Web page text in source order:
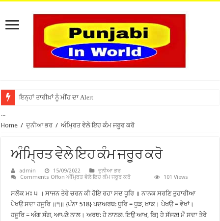
ਇਨ੍ਹਾਂ ਤਾਰੀਖ਼ਾਂ ਨੂੰ ਮੀਂਹ ਦਾ Alert
...
Home / ਦੁਨੀਆ ਭਰ / ਅੰਮ੍ਰਿਤ ਵੇਲੇ ਇਹ ਕੰਮ ਜਰੂਰ ਕਰੋ
ਅੰਮ੍ਰਿਤ ਵੇਲੇ ਇਹ ਕੰਮ ਜਰੂਰ ਕਰੋ
admin 15/09/2022
ਦੁਨੀਆ ਭਰ
Comments Offon ਅੰਮ੍ਰਿਤ ਵੇਲੇ ਇਹ ਕੰਮ ਜਰੂਰ ਕਰੋ 101 Views
ਸਲੋਕ ਮਃ ੫ ॥ ਸਾਜਨ ਤੇਰੇ ਚਰਨ ਕੀ ਹੋਇ ਰਹਾ ਸਦ ਧੂਰਿ ॥ ਨਾਨਕ ਸਰਣਿ ਤੁਹਾਰੀਆ
ਪੇਖਉ ਸਦਾ ਹਜੂਰਿ ॥੧॥ {ਪੰਨਾ 518} ਪਦਅਰਥ: ਧੂਰਿ = ਧੂੜ, ਖ਼ਾਕ। ਪੇਖਉ = ਵੇਖਾਂ।
ਹਜੂਰਿ = ਅੰਗ ਸੰਗ, ਆਪਣੇ ਨਾਲ। ਅਰਥ: ਹੇ ਨਾਨਕ! ਇਉਂ ਆਖ, ਕਿ) ਹੇ ਸੱਜਣ! ਮੈਂ ਸਦਾ ਤੇਰੇ